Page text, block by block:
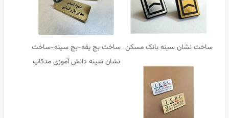
ساخت نشان سینه بانک مسکن ساخت بج یقه-بج سینه-ساخت
نشان سینه دانش آموزی مدکاپ